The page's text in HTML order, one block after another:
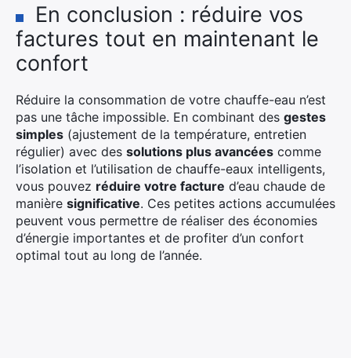
En conclusion : réduire vos
factures tout en maintenant le
confort
Réduire la consommation de votre chauffe-eau n’est
pas une tâche impossible. En combinant des gestes
simples (ajustement de la température, entretien
régulier) avec des solutions plus avancées comme
l’isolation et l’utilisation de chauffe-eaux intelligents,
vous pouvez réduire votre facture d’eau chaude de
manière significative. Ces petites actions accumulées
peuvent vous permettre de réaliser des économies
d’énergie importantes et de profiter d’un confort
optimal tout au long de l’année.